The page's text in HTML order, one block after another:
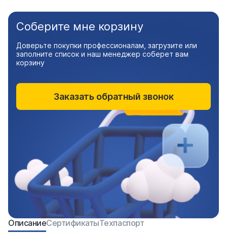
ОписаниеСертификатыТехпаспорт
Соберите мне корзину
Доверьте покупки профессионалам, загрузите или
заполните список и наш менеджер соберет вам
корзину
Заказать обратный звонок